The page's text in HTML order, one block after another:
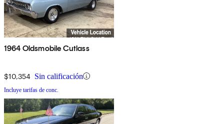
1964 Oldsmobile Cutlass
$10,354 Sin calificación
Incluye tarifas de conc.